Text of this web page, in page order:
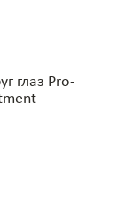
глаз Pro-